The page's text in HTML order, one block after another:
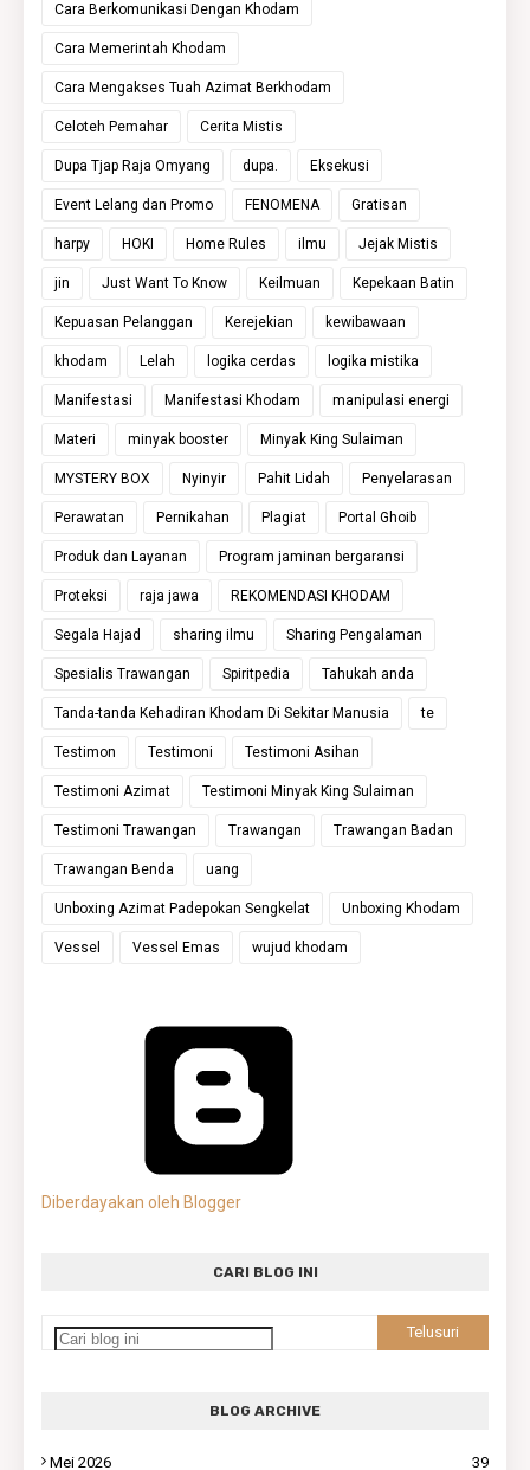
Cara Berkomunikasi Dengan Khodam
Cara Memerintah Khodam
Cara Mengakses Tuah Azimat Berkhodam
Celoteh Pemahar Cerita Mistis
Dupa Tjap Raja Omyang dupa. Eksekusi
Event Lelang dan Promo FENOMENA Gratisan
harpy HOKI Home Rules ilmu Jejak Mistis
jin Just Want To Know Keilmuan Kepekaan Batin
Kepuasan Pelanggan Kerejekian kewibawaan
khodam Lelah logika cerdas logika mistika
Manifestasi Manifestasi Khodam manipulasi energi
Materi minyak booster Minyak King Sulaiman
MYSTERY BOX Nyinyir Pahit Lidah Penyelarasan
Perawatan Pernikahan Plagiat Portal Ghoib
Produk dan Layanan Program jaminan bergaransi
Proteksi raja jawa REKOMENDASI KHODAM
Segala Hajad sharing ilmu Sharing Pengalaman
Spesialis Trawangan Spiritpedia Tahukah anda
Tanda-tanda Kehadiran Khodam Di Sekitar Manusia te
Testimon Testimoni Testimoni Asihan
Testimoni Azimat Testimoni Minyak King Sulaiman
Testimoni Trawangan Trawangan Trawangan Badan
Trawangan Benda uang
Unboxing Azimat Padepokan Sengkelat Unboxing Khodam
Vessel Vessel Emas wujud khodam
Diberdayakan oleh Blogger
CARI BLOG INI
BLOG ARCHIVE
Mei 2026 39